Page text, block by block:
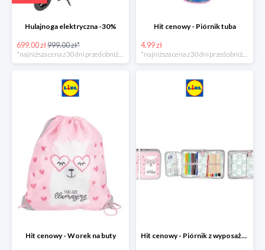
Hulajnoga elektryczna -30%
699.00 zł999.00 zł*
Hit cenowy - Piórnik tuba
4.99 zł
Hit cenowy - Worek na buty Hit cenowy - Piórnik z wyposażeniem